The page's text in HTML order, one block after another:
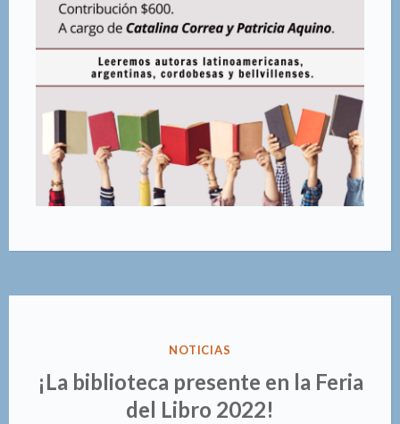
PUBLICADO
NOTICIAS
¡La biblioteca presente en la Feria
del Libro 2022!